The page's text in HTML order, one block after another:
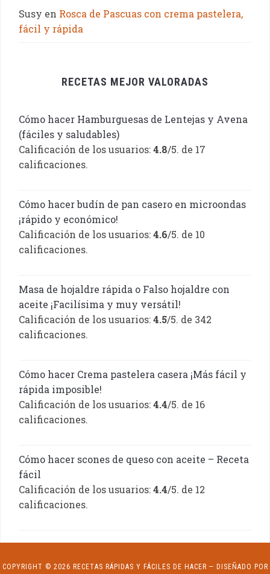
Susy en Rosca de Pascuas con crema pastelera,
fácil y rápida
RECETAS MEJOR VALORADAS
Cómo hacer Hamburguesas de Lentejas y Avena
(fáciles y saludables)
Calificación de los usuarios:4.8/5. de 17
calificaciones.
Cómo hacer budín de pan casero en microondas
¡rápido y económico!
Calificación de los usuarios:4.6/5. de 10
calificaciones.
Masa de hojaldre rápida o Falso hojaldre con
aceite ¡Facilísima y muy versátil!
Calificación de los usuarios:4.5/5. de 342
calificaciones.
Cómo hacer Crema pastelera casera ¡Más fácil y
rápida imposible!
Calificación de los usuarios:4.4/5. de 16
calificaciones.
Cómo hacer scones de queso con aceite – Receta
fácil
Calificación de los usuarios:4.4/5. de 12
calificaciones.
COPYRIGHT © 2026 RECETAS RÁPIDAS Y FÁCILES DE HACER — DISEÑADO POR